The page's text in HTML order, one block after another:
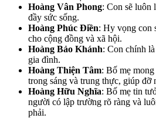
Hoàng Vân Phong: Con sẽ luôn
đầy sức sống.
Hoàng Phúc Điền: Hy vọng con
cho cộng đồng và xã hội.
Hoàng Bảo Khánh: Con chính
gia đình.
Hoàng Thiện Tâm: Bố mẹ
trong sáng và trung thực, giúp đỡ
Hoàng Hữu Nghĩa: Bố mẹ tin
người có lập trường rõ ràng và
phải.